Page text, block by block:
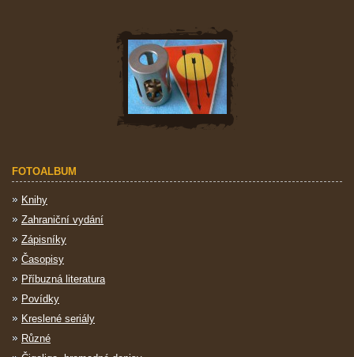
FOTOALBUM
Knihy
Zahraniční vydání
Zápisníky
Časopisy
Příbuzná literatura
Povídky
Kreslené seriály
Různé